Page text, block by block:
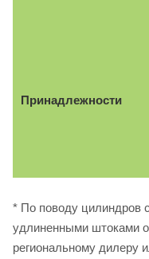
Принадлежности
* По поводу цилиндров
удлиненными штоками
региональному дилеру